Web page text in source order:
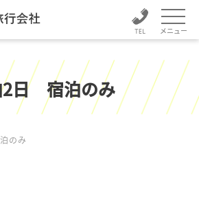
メニュー
日 宿泊のみ
のみ